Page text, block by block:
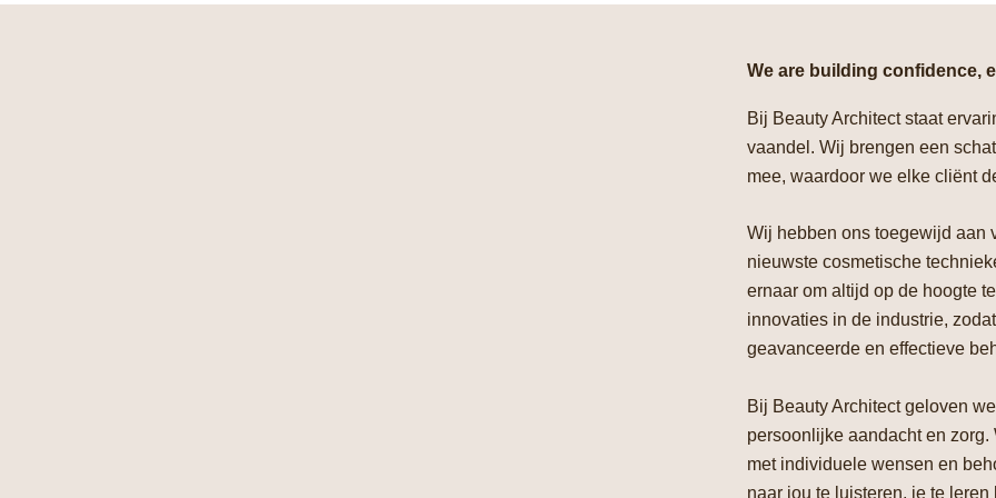
We are building confidence,
Bij Beauty Architect staat
vaandel. Wij brengen een
mee, waardoor we elke cliënt
Wij hebben ons toegewijd aan
nieuwste cosmetische
ernaar om altijd op de hoogte
innovaties in de industrie,
geavanceerde en effectieve
Bij Beauty Architect geloven
persoonlijke aandacht en
met individuele wensen en
naar jou te luisteren, je te